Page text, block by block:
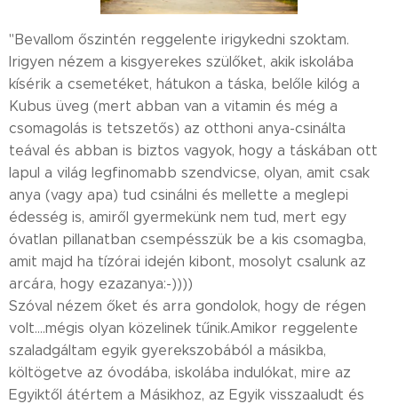
"Bevallom őszintén reggelente irigykedni szoktam.
Irigyen nézem a kisgyerekes szülőket, akik iskolába
kísérik a csemetéket, hátukon a táska, belőle kilóg a
Kubus üveg (mert abban van a vitamin és még a
csomagolás is tetszetős) az otthoni anya-csinálta
teával és abban is biztos vagyok, hogy a táskában ott
lapul a világ legfinomabb szendvicse, olyan, amit csak
anya (vagy apa) tud csinálni és mellette a meglepi
édesség is, amiről gyermekünk nem tud, mert egy
óvatlan pillanatban csempésszük be a kis csomagba,
amit majd ha tízórai idején kibont, mosolyt csalunk az
arcára, hogy ezazanya:-))))
Szóval nézem őket és arra gondolok, hogy de régen
volt....mégis olyan közelinek tűnik.Amikor reggelente
szaladgáltam egyik gyerekszobából a másikba,
költögetve az óvodába, iskolába indulókat, mire az
Egyiktől átértem a Másikhoz, az Egyik visszaaludt és